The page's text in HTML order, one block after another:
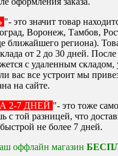
"- это значит товар
Воронеж, Тамбов,
ближайшего региона).
от 2 до 30 дней.
с удаленным складом,
вас все устроит мы
на сайте.
2-7 ДНЕЙ "- это тоже
с той разницей, что
не более 7 дней.
оффлайн магазин